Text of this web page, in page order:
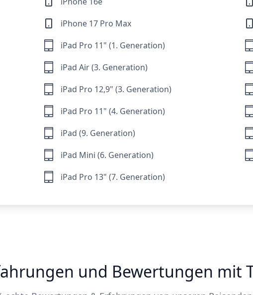
iPhone 17 Pro Max
iPad Pro 11" (1. Generation)
iPad Air (3. Generation)
iPad Pro 12,9" (3. Generation)
iPad Pro 11" (4. Generation)
iPad (9. Generation)
iPad Mini (6. Generation)
iPad Pro 13" (7. Generation)
und Bewertungen mit